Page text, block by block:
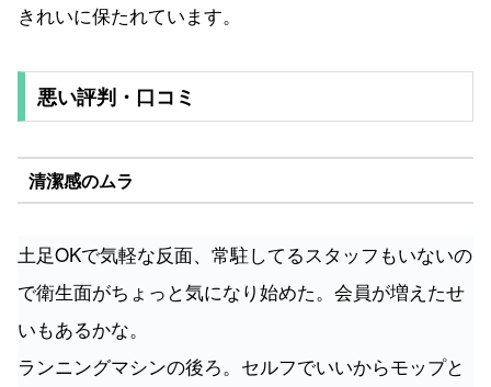
きれいに保たれています。
悪い評判・口コミ
清潔感のムラ
土足OKで気軽な反面、常駐してるスタッフもいないの
で衛生面がちょっと気になり始めた。会員が増えたせ
いもあるかな。
ランニングマシンの後ろ。セルフでいいからモップと